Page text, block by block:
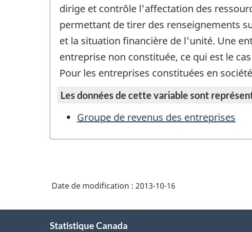
dirige et contrôle l'affectation des
permettant de tirer des renseignements
et la situation financière de l'unité. Une
entreprise non constituée, ce qui est le
Pour les entreprises constituées en
Les données de cette variable sont
Groupe de revenus des entreprises
Date de modification : 2013-10-16
Statistique Canada